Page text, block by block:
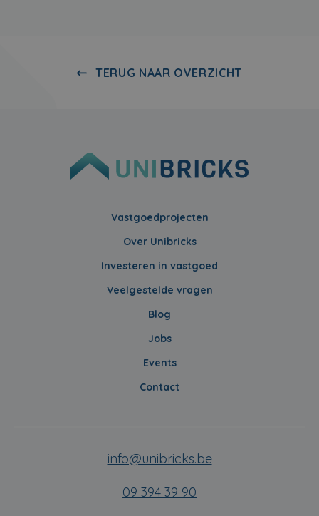
TERUG NAAR OVERZICHT
Vastgoedprojecten
Over Unibricks
Investeren in vastgoed
Veelgestelde vragen
Blog
Jobs
Events
Contact
info@unibricks.be
09 394 39 90